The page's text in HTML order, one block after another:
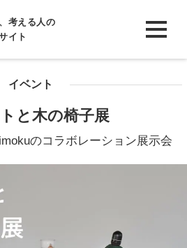
考える人の
イト
イベント
と木の椅子展
のコラボレーション展示会